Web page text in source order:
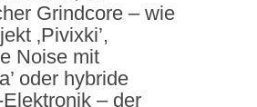
Grindcore – wie
‚Pivixki’,
Noise mit
oder hybride
– der